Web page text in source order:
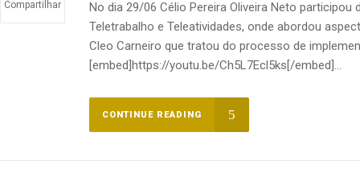
Compartilhar
No dia 29/06 Célio Pereira Oliveira Neto
Teletrabalho e Teleatividades, onde abordou
Cleo Carneiro que tratou do processo de
[embed]https://youtu.be/Ch5L7Ecl5ks[/embed]...
CONTINUE READING